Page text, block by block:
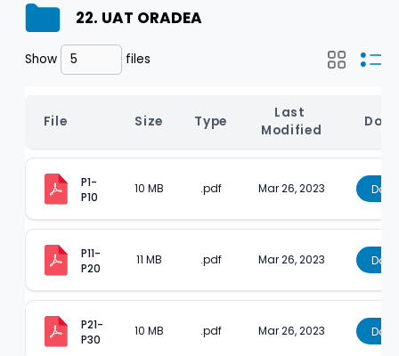
22. UAT ORADEA
Show files
File Size Type
Last
Modified
P1-
P10
10 MB .pdf Mar 26, 2023
P11-
P20
11 MB .pdf Mar 26, 2023
P21-
P30
10 MB .pdf Mar 26, 2023